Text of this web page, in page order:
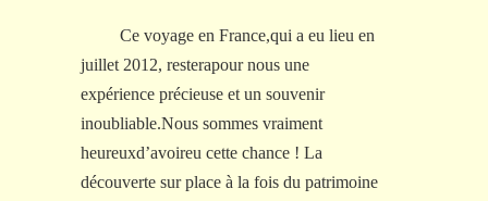
Cevoyage en France,qui a eu lieu en
juillet 2012, resterapour nous une
expérience précieuse et un souvenir
inoubliable.Nous sommes vraiment
heureuxd’avoireu cette chance ! La
découverte sur place à la fois du patrimoine